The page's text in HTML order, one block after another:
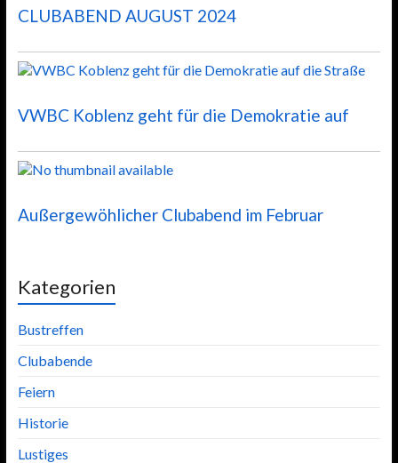
CLUBABEND AUGUST 2024
VWBC Koblenz geht für die Demokratie auf
Außergewöhlicher Clubabend im Februar
Kategorien
Bustreffen
Clubabende
Feiern
Historie
Lustiges